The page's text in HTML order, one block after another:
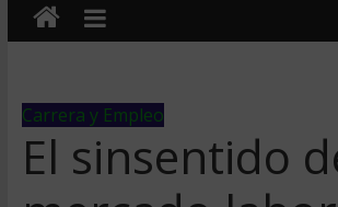
Carrera y Empleo
El sinsentido